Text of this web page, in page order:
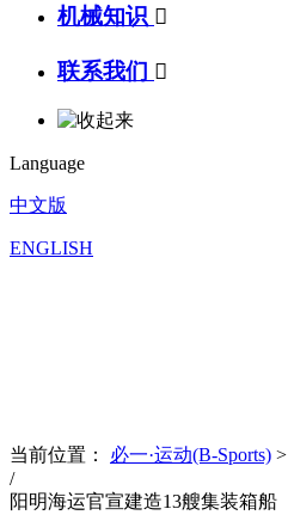
机械知识 
联系我们 
Language
中文版
ENGLISH
当前位置： 必一·运动(B-Sports) >
/
阳明海运官宣建造13艘集装箱船